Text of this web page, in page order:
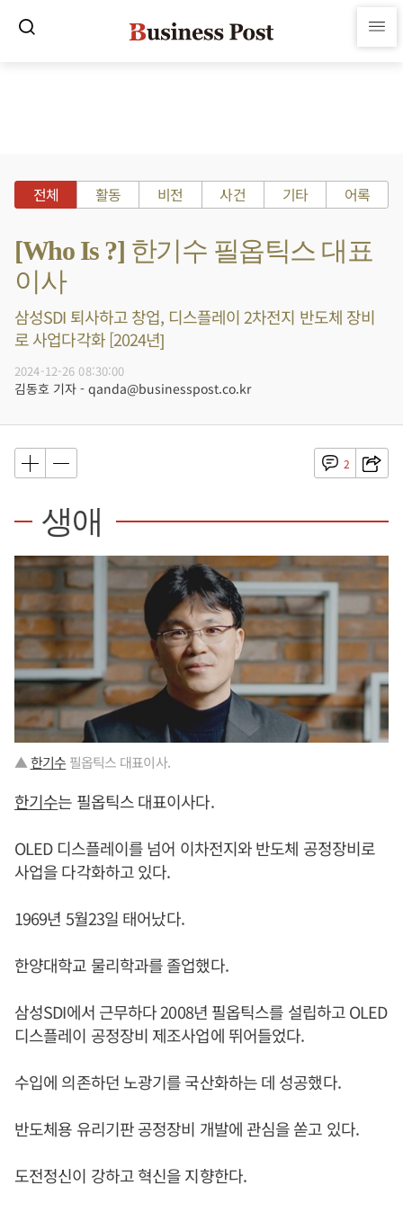
전체 활동 비전 사건 기타 어록
[Who Is ?] 한기수 필옵틱스 대표
이사
삼성SDI 퇴사하고 창업, 디스플레이 2차전지 반도체 장비
로 사업다각화 [2024년]
2024-12-26 08:30:00
김동호 기자 - qanda@businesspost.co.kr
2
생애
▲한기수 필옵틱스 대표이사.
한기수는 필옵틱스 대표이사다.
OLED 디스플레이를 넘어 이차전지와 반도체 공정장비로
사업을 다각화하고 있다.
1969년 5월23일 태어났다.
한양대학교 물리학과를 졸업했다.
삼성SDI에서 근무하다 2008년 필옵틱스를 설립하고 OLED
디스플레이 공정장비 제조사업에 뛰어들었다.
수입에 의존하던 노광기를 국산화하는 데 성공했다.
반도체용 유리기판 공정장비 개발에 관심을 쏟고 있다.
도전정신이 강하고 혁신을 지향한다.